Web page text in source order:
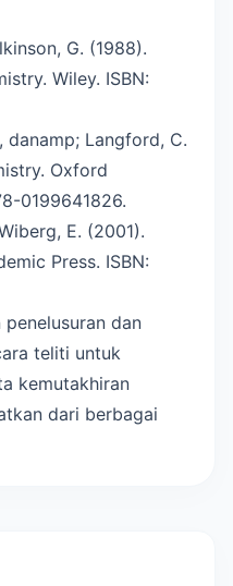
G. (1988).
Wiley. ISBN:
danamp; Langford, C.
Oxford
0199641826.
E. (2001).
Press. ISBN:
dan
teliti untuk
kemutakhiran
dari berbagai